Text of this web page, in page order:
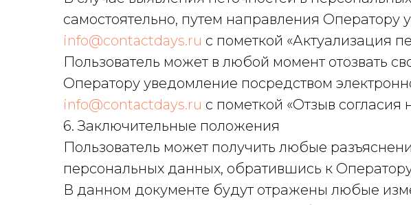
самостоятельно, путем направления
info@contactdays.ru с пометкой «Актуализация
Пользователь может в любой момент отозвать
Оператору уведомление посредством
info@contactdays.ru с пометкой «Отзыв
6. Заключительные положения
Пользователь может получить любые
персональных данных, обратившись к
В данном документе будут отражены любые